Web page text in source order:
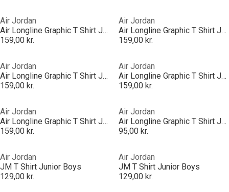
Air Jordan
Air Longline Graphic T Shirt Junior Boys
159,00 kr.
Air Jordan
Air Longline Graphic T Shirt Junior Boys
159,00 kr.
Air Jordan
Air Longline Graphic T Shirt Junior Boys
159,00 kr.
Air Jordan
Air Longline Graphic T Shirt Junior Boys
159,00 kr.
Air Jordan
Air Longline Graphic T Shirt Junior Boys
159,00 kr.
Air Jordan
Air Longline Graphic T Shirt Junior Boys
95,00 kr.
Air Jordan
JM T Shirt Junior Boys
129,00 kr.
Air Jordan
JM T Shirt Junior Boys
129,00 kr.